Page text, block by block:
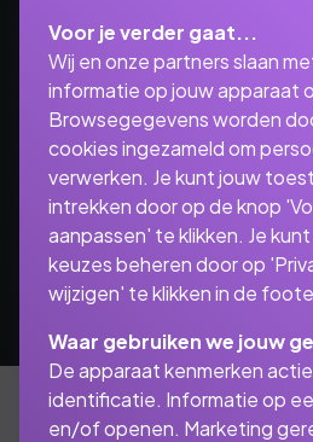
Voor je verder gaat...
Wij en onze partners slaan
informatie op jouw apparaat
Browsegegevens worden
cookies ingezameld om
verwerken. Je kunt jouw
intrekken door op de knop
aanpassen' te klikken. Je
keuzes beheren door op
wijzigen' te klikken in de
Waar gebruiken we jouw
De apparaat kenmerken
identificatie. Informatie op
en/of openen. Marketing